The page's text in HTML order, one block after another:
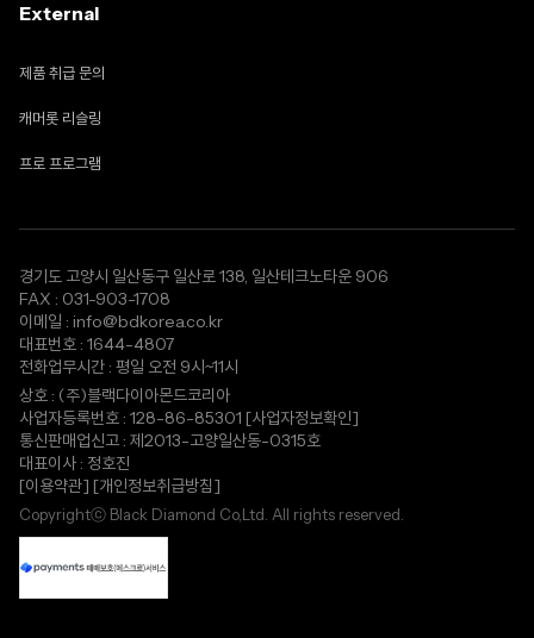
External
제품 취급 문의
캐머롯 리슬링
프로 프로그램
경기도 고양시 일산동구 일산로 138, 일산테크노타운 906
FAX : 031-903-1708
이메일 : info@bdkorea.co.kr
대표번호 : 1644-4807
전화업무시간 : 평일 오전 9시~11시
상호 : (주)블랙다이아몬드코리아
사업자등록번호 : 128-86-85301 [사업자정보확인]
통신판매업신고 : 제2013-고양일산동-0315호
대표이사 : 정호진
[이용약관] [개인정보취급방침]
Copyrightⓒ Black Diamond Co,Ltd. All rights reserved.